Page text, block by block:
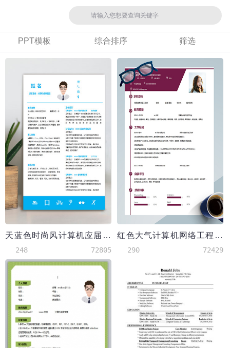
PPT模板 综合排序 筛选
天蓝色时尚风计算机应届生简历模板
248 72805
红色大气计算机网络工程师简历
290 72429